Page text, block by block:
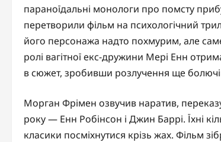
параноїдальні монологи про помсту
перетворили фільм на психологічний
його персонажа надто похмурим, але
ролі вагітної екс-дружини Мері Енн
в сюжет, зробивши розлучення ще
Морган Фрімен озвучив наратив,
року — Енн Робінсон і Джин Баррі. Їхні
класики посміхнутися крізь жах. Фільм